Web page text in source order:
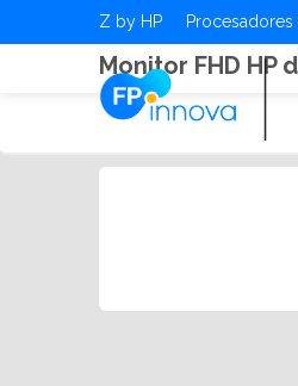
Z by HP Procesadores
Monitor FHD HP